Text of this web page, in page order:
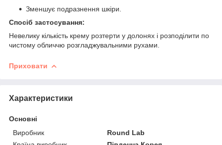
Зменшує подразнення шкіри.
Спосіб застосування:
Невелику кількість крему розтерти у долонях і розподілити по
чистому обличчю розгладжувальними рухами.
Приховати
Характеристики
Основні
Виробник
Round Lab